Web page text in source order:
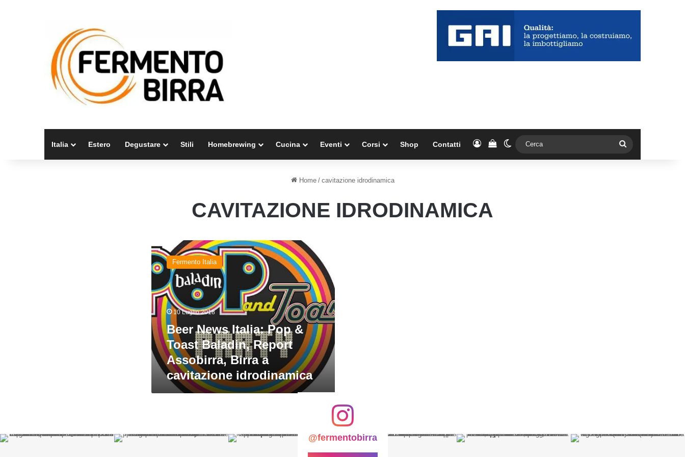
Italia Estero Degustare Stili Homebrewing Cucina Eventi Corsi Shop Contatti AccediVedi il carrello
Cambia aspetto
Home / cavitazione idrodinamica
CAVITAZIONE IDRODINAMICA
Beer
News
Italia:
Pop
&
Toast
Baladin,
Report
Assobirra,
Birra
a
cavitazione
idrodinamica
Fermento Italia
10 Luglio 2018
Beer News Italia: Pop &
Toast Baladin, Report
Assobirra, Birra a
cavitazione idrodinamica
@fermentobirra